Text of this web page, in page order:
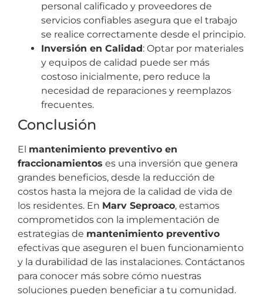
personal calificado y proveedores de
servicios confiables asegura que el trabajo
se realice correctamente desde el principio.
Inversión en Calidad: Optar por materiales
y equipos de calidad puede ser más
costoso inicialmente, pero reduce la
necesidad de reparaciones y reemplazos
frecuentes.
Conclusión
El mantenimiento preventivo en
fraccionamientos es una inversión que genera
grandes beneficios, desde la reducción de
costos hasta la mejora de la calidad de vida de
los residentes. En Marv Seproaco, estamos
comprometidos con la implementación de
estrategias de mantenimiento preventivo
efectivas que aseguren el buen funcionamiento
y la durabilidad de las instalaciones. Contáctanos
para conocer más sobre cómo nuestras
soluciones pueden beneficiar a tu comunidad.